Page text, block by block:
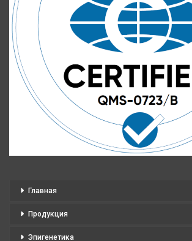
Главная
Продукция
Эпигенетика